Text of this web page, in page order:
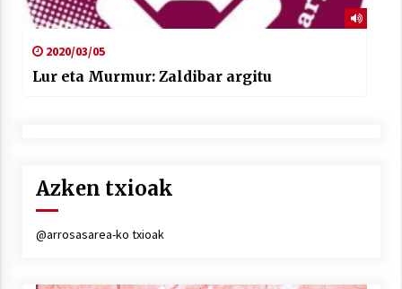
2020/03/05
Lur eta Murmur: Zaldibar argitu
Azken txioak
@arrosasarea-ko txioak